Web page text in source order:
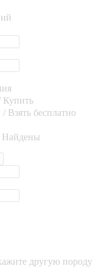
Купить
Взять бесплатно
Найдены
другую породу